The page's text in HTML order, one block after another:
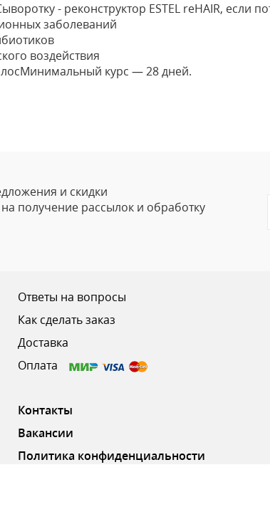
- реконструктор ESTEL reHAIR, если
заболеваний
воздействия
курс — 28 дней.
и скидки
получение рассылок и обработку
Ответы на вопросы
Как сделать заказ
Доставка
Оплата
Контакты
Вакансии
Политика конфиденциальности